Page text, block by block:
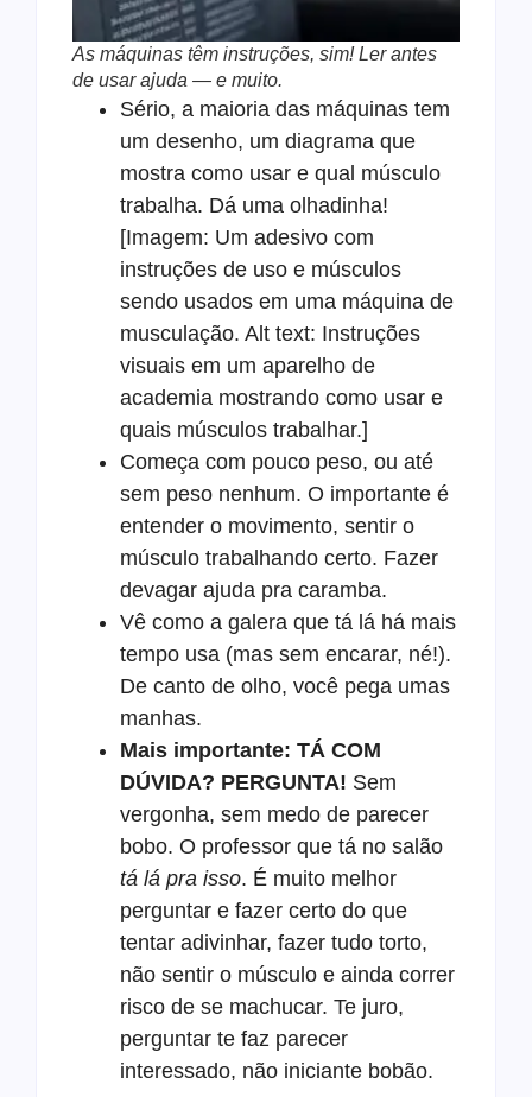
As máquinas têm instruções, sim! Ler antes
de usar ajuda — e muito.
Sério, a maioria das máquinas tem
um desenho, um diagrama que
mostra como usar e qual músculo
trabalha. Dá uma olhadinha!
[Imagem: Um adesivo com
instruções de uso e músculos
sendo usados em uma máquina de
musculação. Alt text: Instruções
visuais em um aparelho de
academia mostrando como usar e
quais músculos trabalhar.]
Começa com pouco peso, ou até
sem peso nenhum. O importante é
entender o movimento, sentir o
músculo trabalhando certo. Fazer
devagar ajuda pra caramba.
Vê como a galera que tá lá há mais
tempo usa (mas sem encarar, né!).
De canto de olho, você pega umas
manhas.
Mais importante: TÁ COM
DÚVIDA? PERGUNTA! Sem
vergonha, sem medo de parecer
bobo. O professor que tá no salão
tá lá pra isso. É muito melhor
perguntar e fazer certo do que
tentar adivinhar, fazer tudo torto,
não sentir o músculo e ainda correr
risco de se machucar. Te juro,
perguntar te faz parecer
interessado, não iniciante bobão.